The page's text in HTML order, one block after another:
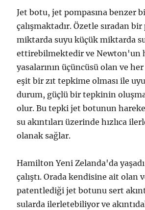
Jet botu, jet pompasına benzer
çalışmaktadır. Özetle sıradan
miktarda suyu küçük miktarda
ettirebilmektedir ve Newton'un
yasalarının üçüncüsü olan ve
eşit bir zıt tepkime olması ile
durum, güçlü bir tepkinin
olur. Bu tepki jet botunun
su akıntıları üzerinde hızlıca
olanak sağlar.
Hamilton Yeni Zelanda'da
çalıştı. Orada kendisine ait olan
patentlediği jet botunu sert
sularda ilerletebiliyor ve